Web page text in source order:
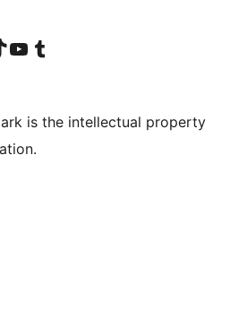
Instagram
в LinkedIn
учётную запись в TikTok
Посетите наш канал YouTube
Посетите нашу учётную запись в Tumblr
is the intellectual property